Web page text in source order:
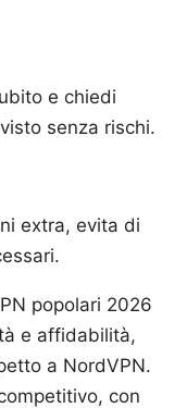
e chiedi
senza rischi.
extra, evita di
popolari 2026
e affidabilità,
a NordVPN.
con